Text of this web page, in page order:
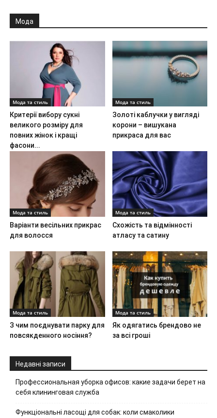
Мода
Мода та стиль
Критерії вибору сукні
великого розміру для
повних жінок і кращі
фасони...
Мода та стиль
Золоті каблучки у вигляді
корони – вишукана
прикраса для вас
Мода та стиль
Варіанти весільних прикрас
для волосся
Мода та стиль
Схожість та відмінності
атласу та сатину
Мода та стиль
З чим поєднувати парку для
повсякденного носіння?
Мода та стиль
Як одягатись брендово не
за всі гроші
Недавні записи
Профессиональная уборка офисов: какие задачи берет на
себя клининговая служба
Функціональні ласощі для собак: коли смаколики